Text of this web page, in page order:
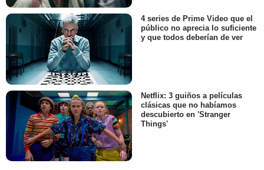
4 series de Prime Video que el
público no aprecia lo suficiente
y que todos deberían de ver
Netflix: 3 guiños a películas
clásicas que no habíamos
descubierto en 'Stranger
Things'